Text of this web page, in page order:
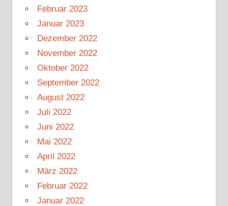
Februar 2023
Januar 2023
Dezember 2022
November 2022
Oktober 2022
September 2022
August 2022
Juli 2022
Juni 2022
Mai 2022
April 2022
März 2022
Februar 2022
Januar 2022